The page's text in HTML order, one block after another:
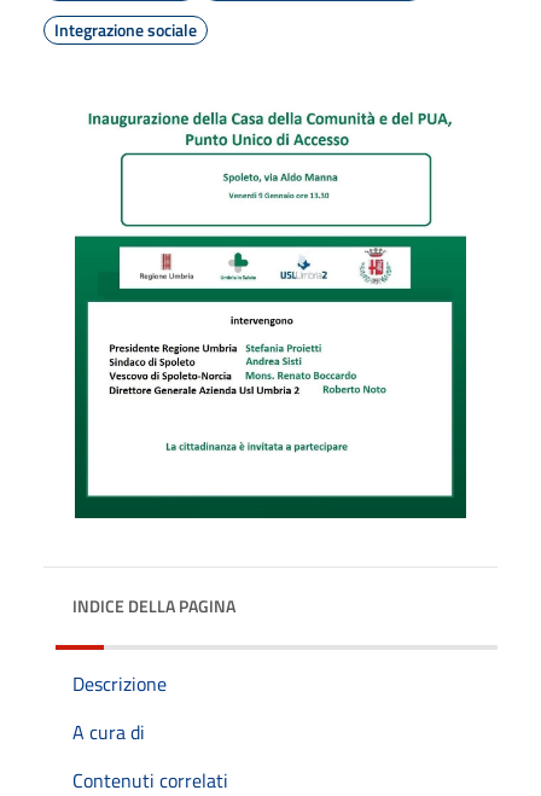
Integrazione sociale
INDICE DELLA PAGINA
Descrizione
A cura di
Contenuti correlati